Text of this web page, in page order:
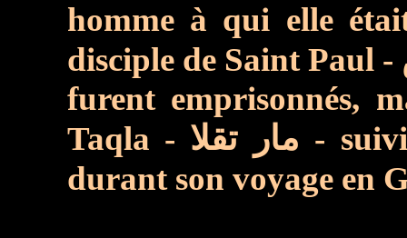
homme à qui elle
disciple de Saint Paul -
furent emprisonnés,
Taqla -
-
durant son voyage en